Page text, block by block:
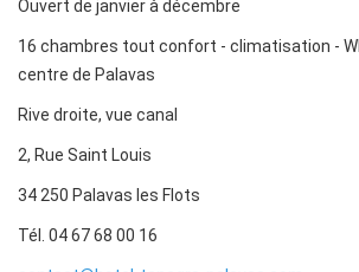
Ouvert de janvier à décembre
16 chambres tout confort - climatisation -
centre de Palavas
Rive droite, vue canal
2, Rue Saint Louis
34 250 Palavas les Flots
Tél. 04 67 68 00 16